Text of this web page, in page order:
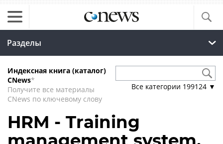
Разделы
Индексная книга (каталог)
CNews*
Получите все материалы
CNews по ключевому слову
Все категории 199124 ▼
HRM - Training